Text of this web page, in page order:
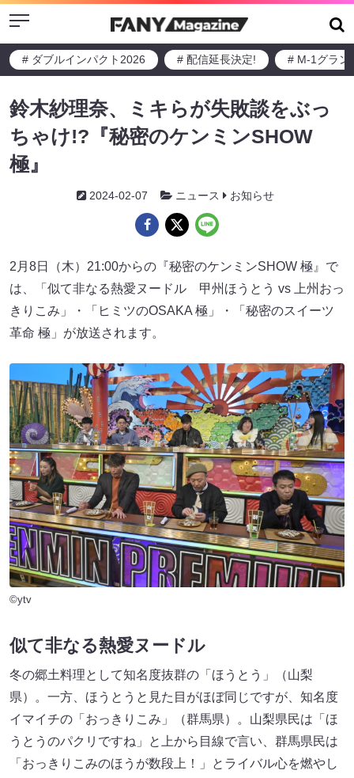
Menu
# ダブルインパクト2026 # 配信延長決定! # M-1グラン
鈴木紗理奈、ミキらが失敗談をぶっ
ちゃけ!?『秘密のケンミンSHOW
極』
2024-02-07 ニュース お知らせ
2月8日（木）21:00からの『秘密のケンミンSHOW 極』で
は、「似て非なる熱愛ヌードル 甲州ほうとう vs 上州おっ
きりこみ」・「ヒミツのOSAKA 極」・「秘密のスイーツ
革命 極」が放送されます。
©ytv
似て非なる熱愛ヌードル
冬の郷土料理として知名度抜群の「ほうとう」（山梨
県）。一方、ほうとうと見た目がほぼ同じですが、知名度
イマイチの「おっきりこみ」（群馬県）。山梨県民は「ほ
うとうのパクリですね」と上から目線で言い、群馬県民は
「おっきりこみのほうが数段上！」とライバル心を燃やし